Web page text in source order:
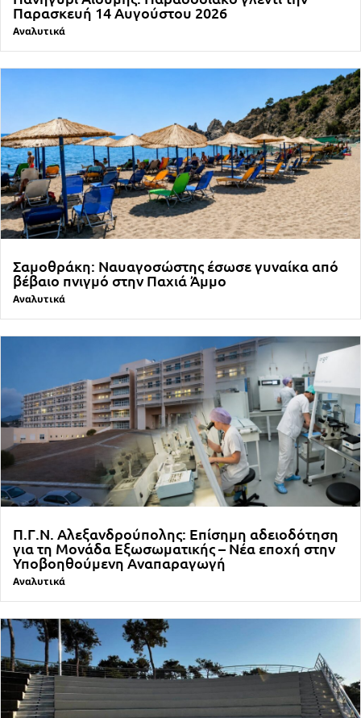
Παρασκευή 14 Αυγούστου 2026
Αναλυτικά
Σαμοθράκη: Ναυαγοσώστης έσωσε γυναίκα από
βέβαιο πνιγμό στην Παχιά Άμμο
Αναλυτικά
Π.Γ.Ν. Αλεξανδρούπολης: Επίσημη αδειοδότηση
για τη Μονάδα Εξωσωματικής – Νέα εποχή στην
Υποβοηθούμενη Αναπαραγωγή
Αναλυτικά